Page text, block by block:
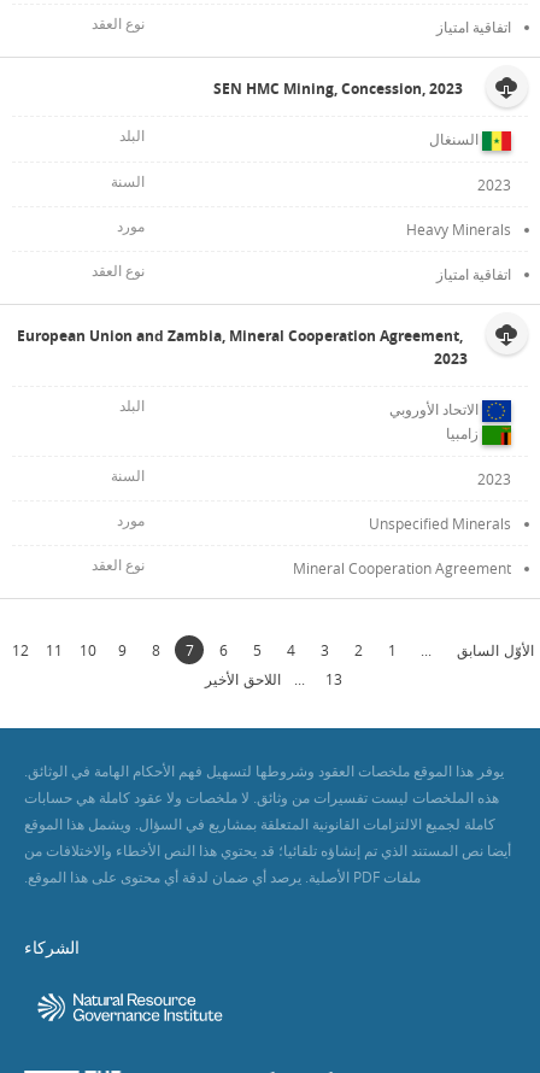
اتفاقية امتياز
SEN HMC Mining, Concession, 2023
السنغال
2023
Heavy Minerals
اتفاقية امتياز
European Union and Zambia, Mineral Cooperation Agreement,
2023
الاتحاد الأوروبي
زامبيا
2023
Unspecified Minerals
Mineral Cooperation Agreement
الأوّل السابق 1
2
3
4
5
6
7
8
9
10
11
12
13
اللاحق الأخير
يوفر هذا الموقع ملخصات العقود وشروطها لتسهيل فهم الأحكام الهامة في الوثائق.
هذه الملخصات ليست تفسيرات من وثائق. لا ملخصات ولا عقود كاملة هي حسابات
كاملة لجميع الالتزامات القانونية المتعلقة بمشاريع في السؤال. ويشمل هذا الموقع
أيضا نص المستند الذي تم إنشاؤه تلقائيا؛ قد يحتوي هذا النص الأخطاء والاختلافات من
ملفات PDF الأصلية. يرصد أي ضمان لدقة أي محتوى على هذا الموقع.
الشركاء